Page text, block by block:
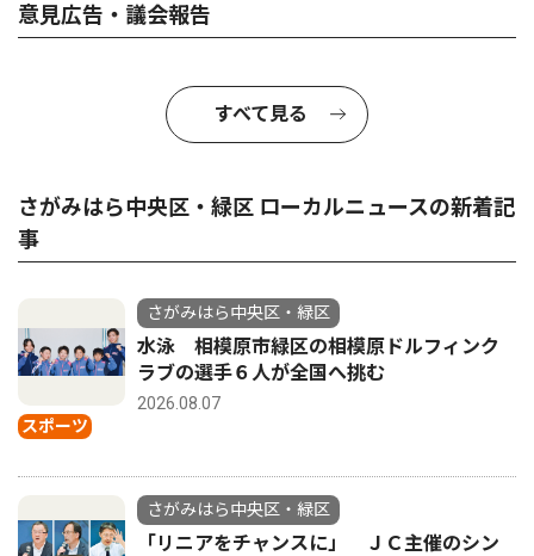
意見広告・議会報告
すべて見る
さがみはら中央区・緑区 ローカルニュースの新着記
事
スポーツ
さがみはら中央区・緑区
水泳 相模原市緑区の相模原ドルフィンク
ラブの選手６人が全国へ挑む
2026.08.07
さがみはら中央区・緑区
「リニアをチャンスに」 ＪＣ主催のシン